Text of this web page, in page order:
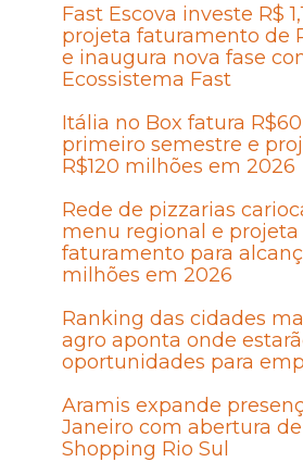
Fast Escova investe R$
projeta faturamento de
e inaugura nova fase
Ecossistema Fast
Itália no Box fatura
primeiro semestre e
R$120 milhões em 2026
Rede de pizzarias
menu regional e projeta
faturamento para
milhões em 2026
Ranking das cidades
agro aponta onde
oportunidades para
Aramis expande
Janeiro com abertura
Shopping Rio Sul